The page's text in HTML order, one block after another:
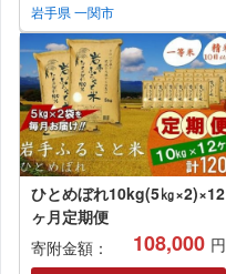
岩手県 一関市
ひとめぼれ10kg(5㎏×2)×12
ヶ月定期便
寄附金額：
108,000 円